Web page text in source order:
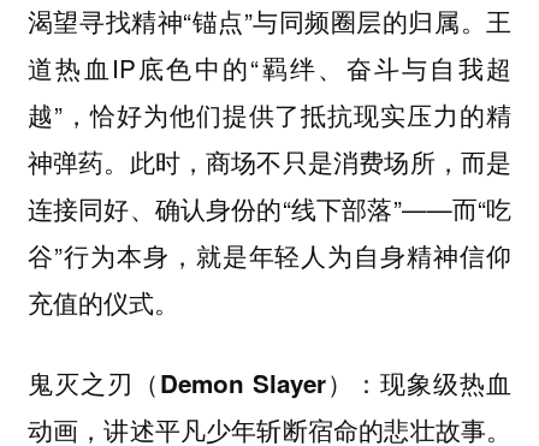
渴望寻找精神“锚点”与同频圈层的归属。王
道热血IP底色中的“羁绊、奋斗与自我超
越”，恰好为他们提供了抵抗现实压力的精
神弹药。此时，商场不只是消费场所，而是
连接同好、确认身份的“线下部落”——而“吃
谷”行为本身，就是年轻人为自身精神信仰
充值的仪式。
鬼灭之刃（Demon Slayer）：现象级热血
动画，讲述平凡少年斩断宿命的悲壮故事。